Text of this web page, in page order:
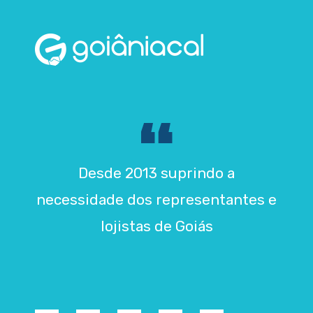
Desde 2013 suprindo a
necessidade dos representantes e
lojistas de Goiás